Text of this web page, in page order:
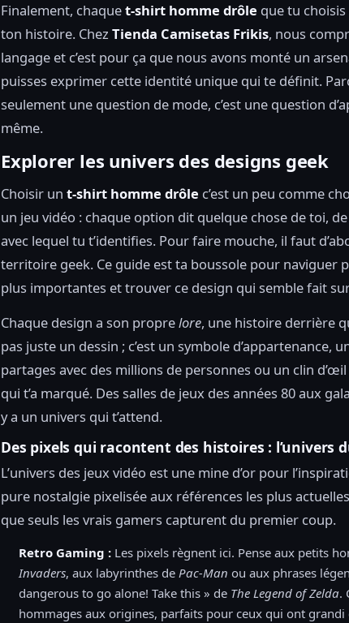
Finalement, chaquet-shirt homme drôle que tu
ton histoire. Chez Tienda Camisetas Frikis, nous
langage et c’est pour ça que nous avons monté un
puisses exprimer cette identité unique qui te définit.
seulement une question de mode, c’est une question
même.
Explorer les univers des designs geek
Choisir un t-shirt homme drôle c’est un peu comme
un jeu vidéo : chaque option dit quelque chose de toi,
avec lequel tu t’identifies. Pour faire mouche, il faut
territoire geek. Ce guide est ta boussole pour naviguer
plus importantes et trouver ce design qui semble fait
Chaque design a son proprelore, une histoire derrière
pas juste un dessin ; c’est un symbole d’appartenance,
partages avec des millions de personnes ou un clin
qui t’a marqué. Des salles de jeux des années 80 aux
y a un univers qui t’attend.
Des pixels qui racontent des histoires : l’univers
L’univers des jeux vidéo est une mine d’or pour
pure nostalgie pixelisée aux références les plus
que seuls les vrais gamers capturent du premier coup.
Retro Gaming : Les pixels règnent ici. Pense aux petits
Invaders, aux labyrinthes de Pac-Man ou aux phrases
dangerous to go alone! Take this » de The Legend of Zelda.
hommages aux origines, parfaits pour ceux qui ont grandi